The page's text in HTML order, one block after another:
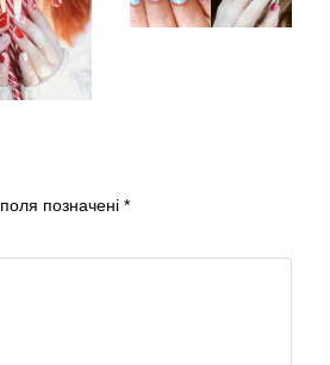
позначені *